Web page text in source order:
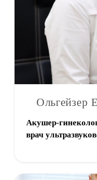
Ольгейзер
Акушер-
врач